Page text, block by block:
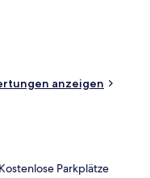
anzeigen
Kostenlose Parkplätze